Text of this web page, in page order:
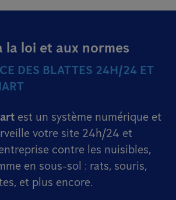
la loi et aux normes
DES BLATTES 24H/24 ET
est un système numérique et
votre site 24h/24 et
contre les nuisibles,
en sous-sol : rats, souris,
et plus encore.